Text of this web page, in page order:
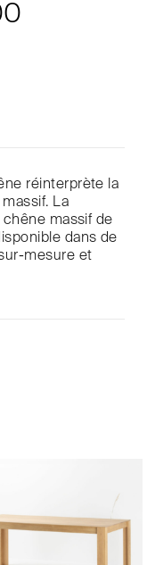
réinterprète la
La
massif de
dans de
mesure et